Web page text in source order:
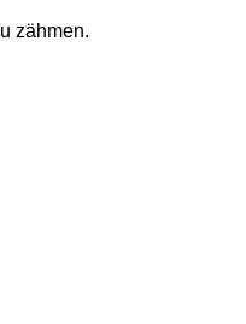
zähmen.